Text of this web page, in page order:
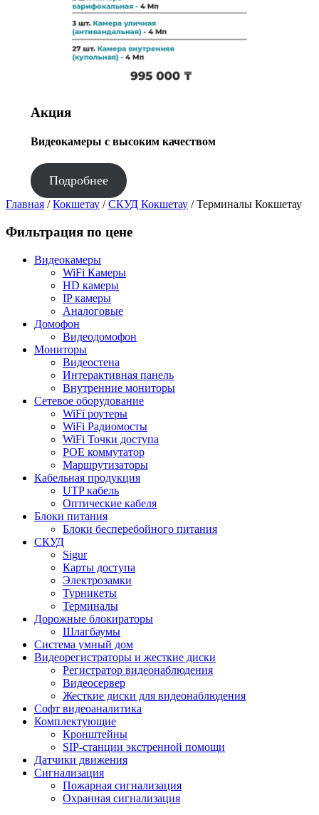
Акция
Видеокамеры с высоким качеством
Подробнее
Главная /Кокшетау /СКУД Кокшетау / Терминалы Кокшетау
Фильтрация по цене
Видеокамеры
WiFi Камеры
HD камеры
IP камеры
Аналоговые
Домофон
Видеодомофон
Мониторы
Видеостена
Интерактивная панель
Внутренние мониторы
Сетевое оборудование
WiFi роутеры
WiFi Радиомосты
WiFi Точки доступа
POE коммутатор
Маршрутизаторы
Кабельная продукция
UTP кабель
Оптические кабеля
Блоки питания
Блоки бесперебойного питания
СКУД
Sigur
Карты доступа
Электрозамки
Турникеты
Терминалы
Дорожные блокираторы
Шлагбаумы
Cистема умный дом
Видеорегистраторы и жесткие диски
Регистратор видеонаблюдения
Видеосервер
Жесткие диски для видеонаблюдения
Софт видеоаналитика
Комплектующие
Кронштейны
SIP-станции экстренной помощи
Датчики движения
Сигнализация
Пожарная сигнализация
Охранная сигнализация